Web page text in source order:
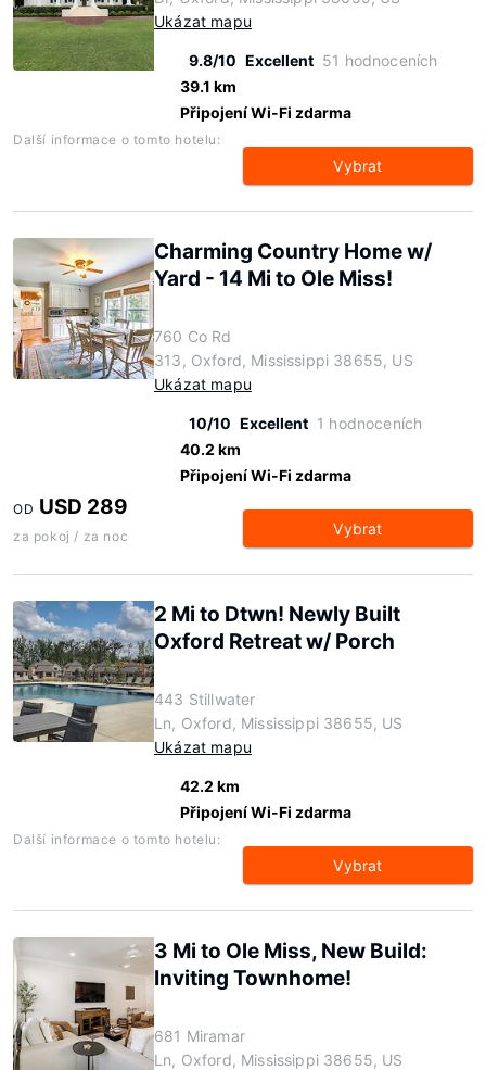
Ukázat mapu
9.8/10 Excellent 51 hodnoceních
39.1 km
Připojení Wi-Fi zdarma
Další informace o tomto hotelu:
Vybrat
Charming Country Home w/
Yard - 14 Mi to Ole Miss!
760 Co Rd
313, Oxford, Mississippi 38655, US
Ukázat mapu
10/10 Excellent 1 hodnoceních
40.2 km
Připojení Wi-Fi zdarma
OD USD 289
za pokoj / za noc Vybrat
2 Mi to Dtwn! Newly Built
Oxford Retreat w/ Porch
443 Stillwater
Ln, Oxford, Mississippi 38655, US
Ukázat mapu
42.2 km
Připojení Wi-Fi zdarma
Další informace o tomto hotelu:
Vybrat
3 Mi to Ole Miss, New Build:
Inviting Townhome!
681 Miramar
Ln, Oxford, Mississippi 38655, US